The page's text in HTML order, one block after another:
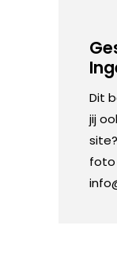
Dit
jij
foto